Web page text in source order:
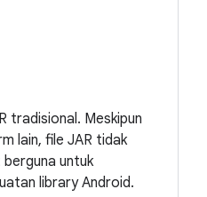
tradisional. Meskipun
lain, file JAR tidak
untuk
library Android.